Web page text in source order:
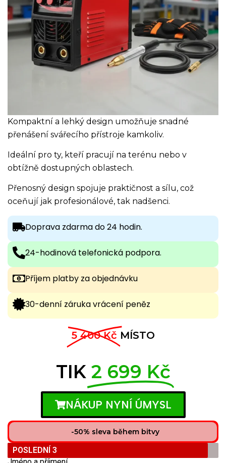
Kompaktní a lehký design umožňuje snadné
přenášení svářecího přístroje kamkoliv.
Ideální pro ty, kteří pracují na terénu nebo v
obtížně dostupných oblastech.
Přenosný design spojuje praktičnost a sílu, což
oceňují jak profesionálové, tak nadšenci.
Doprava zdarma do 24 hodin.
24-hodinová telefonická podpora.
Příjem platby za objednávku
30-denní záruka vrácení peněz
5 400 Kč MÍSTO
TIK 2 699 Kč
NÁKUP NYNÍ ÚMYSL
-50% sleva během bitvy
POSLEDNÍ 3